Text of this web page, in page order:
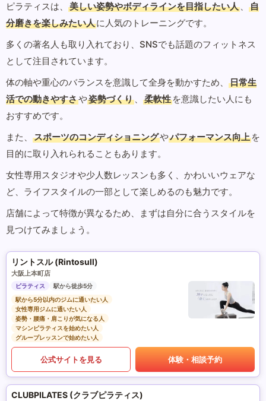
ピラティスは、 美しい姿勢やボディラインを目指したい人 、
自
分磨きを楽しみたい人に人気のトレーニングです。
多くの著名人も取り入れており、SNSでも話題のフィットネス
として注目されています。
体の軸や重心のバランスを意識して全身を動かすため、
日常生
活での動きやすさや姿勢づくり 、 柔軟性 を意識したい人にも
おすすめです。
また、
スポーツのコンディショニングやパフォーマンス向上 を
目的に取り入れられることもあります。
女性専用スタジオや少人数レッスンも多く、かわいいウェアな
ど、ライフスタイルの一部として楽しめるのも魅力です。
店舗によって特徴が異なるため、まずは自分に合うスタイルを
見つけてみましょう。
リントスル (Rintosull)
大阪上本町店
ピラティス
駅から徒歩5分
駅から5分以内のジムに通いたい人
女性専用ジムに通いたい人
姿勢・腰痛・肩こりが気になる人
マシンピラティスを始めたい人
グループレッスンで始めたい人
公式サイトを見る 体験・相談予約
CLUBPILATES (クラブピラティス)